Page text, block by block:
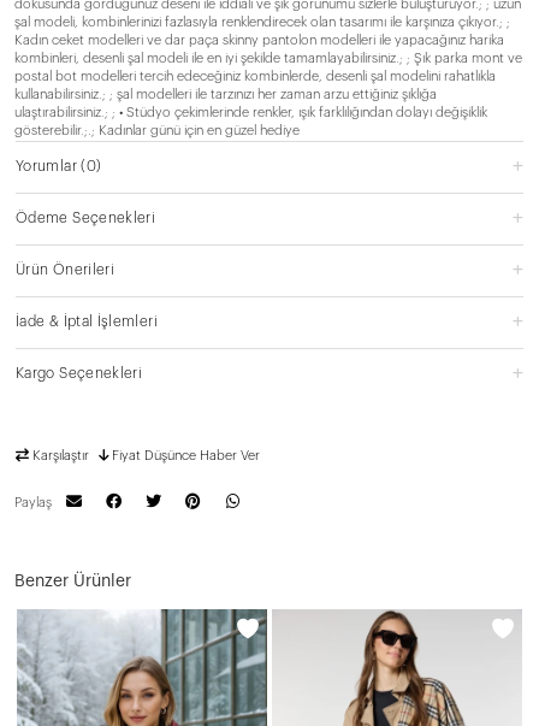
dokusunda gördüğünüz deseni ile iddialı ve şık görünümü sizlerle buluşturuyor.; ; uzun
şal modeli, kombinlerinizi fazlasıyla renklendirecek olan tasarımı ile karşınıza çıkıyor.; ;
Kadın ceket modelleri ve dar paça skinny pantolon modelleri ile yapacağınız harika
kombinleri, desenli şal modeli ile en iyi şekilde tamamlayabilirsiniz.; ; Şık parka mont ve
postal bot modelleri tercih edeceğiniz kombinlerde, desenli şal modelini rahatlıkla
kullanabilirsiniz.; ; şal modelleri ile tarzınızı her zaman arzu ettiğiniz şıklığa
ulaştırabilirsiniz.; ; • Stüdyo çekimlerinde renkler, ışık farklılığından dolayı değişiklik
gösterebilir.;.; Kadınlar günü için en güzel hediye
Yorumlar(0)
Ödeme Seçenekleri
Ürün Önerileri
İade & İptal İşlemleri
Kargo Seçenekleri
Karşılaştır Fiyat Düşünce Haber Ver
Paylaş
Benzer Ürünler